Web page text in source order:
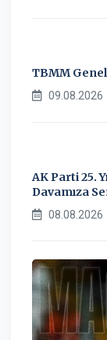
TBMM
09.08.2026
AK Parti 25.
Davamıza
08.08.2026